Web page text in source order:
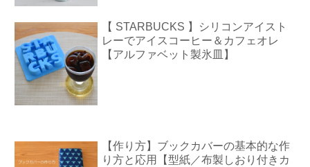
【 STARBUCKS 】シリコンアイスト
レーでアイスコーヒー＆カフェオレ
【アルファベット製氷皿】
【作り方】ブックカバーの基本的な作
り方と応用【型紙／布製しおり付きカ